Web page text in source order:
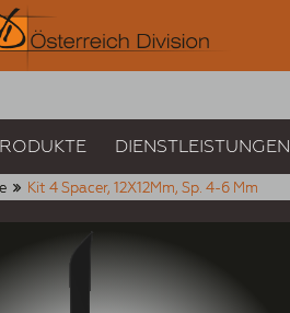
DIENSTLEISTUNGEN
Kit 4 Spacer, 12X12Mm, Sp. 4-6 Mm